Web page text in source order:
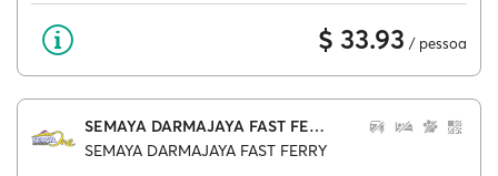
$ 33.93 / pessoa
SEMAYA DARMAJAYA FAST FERRY
SEMAYA DARMAJAYA FAST FERRY